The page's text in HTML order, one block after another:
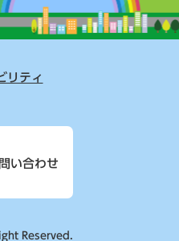
リティ
い合わせ
Reserved.